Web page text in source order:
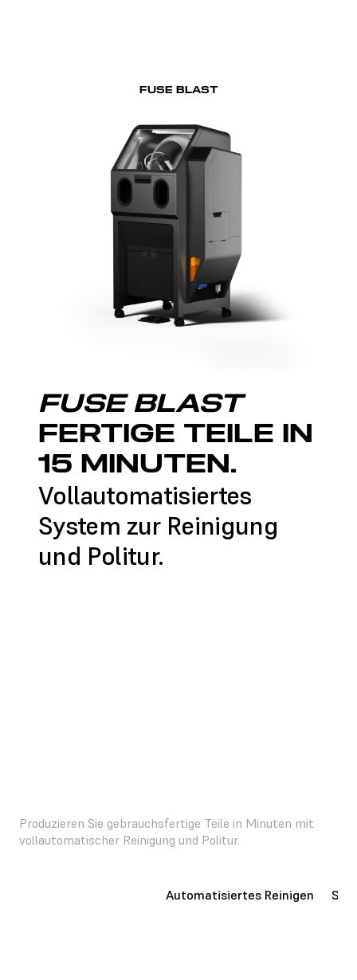
FUSE BLAST
FUSE BLAST
FERTIGE TEILE IN
15 MINUTEN.
Vollautomatisiertes
System zur Reinigung
und Politur.
Produzieren Sie gebrauchsfertige Teile in Minuten mit
vollautomatischer Reinigung und Politur.
Automatisiertes Reinigen